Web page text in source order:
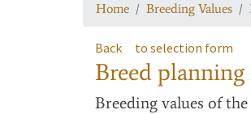
Home Breeding Values
Back to selection form
Breed
Breeding values of the